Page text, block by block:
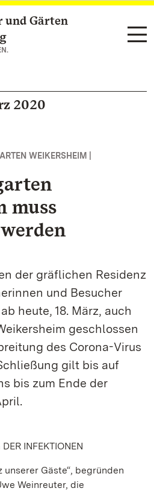
und Gärten
2020
WEIKERSHEIM |
muss
der gräflichen Residenz
und Besucher
heute, 18. März, auch
geschlossen
des Corona-Virus
gilt bis auf
bis zum Ende der
INFEKTIONEN
unserer Gäste“, begründen
Weinreuter, die